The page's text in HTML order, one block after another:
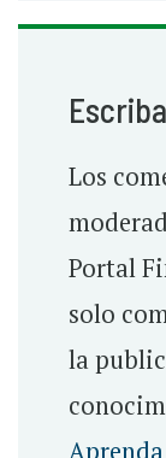
Los
Portal
solo
la